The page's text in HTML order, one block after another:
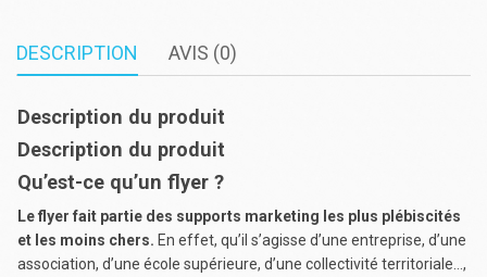
DESCRIPTION AVIS (0)
Description du produit
Description du produit
Qu’est-ce qu’un flyer ?
Le flyer fait partie des supports marketing les plus plébiscités
et les moins chers. En effet, qu’il s’agisse d’une entreprise, d’une
association, d’une école supérieure, d’une collectivité territoriale…,